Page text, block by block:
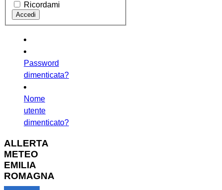
Ricordami
Password
dimenticata?
Nome
utente
dimenticato?
ALLERTA
METEO
EMILIA
ROMAGNA